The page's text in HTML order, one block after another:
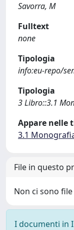
Savorra, M
Fulltext
none
Tipologia
info:eu-repo/
Tipologia
3 Libro::3.1
Appare nelle
3.1
File in questo
Non ci sono
I documenti in